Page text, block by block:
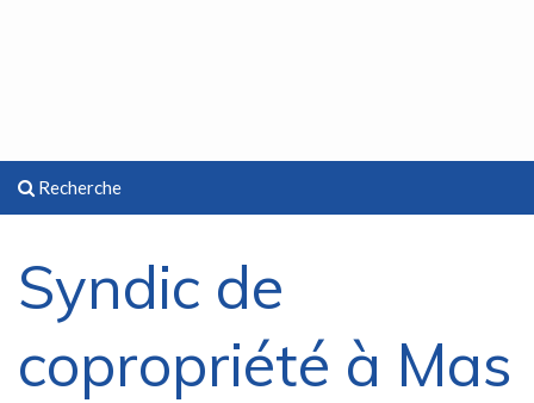
Recherche
Syndic de
copropriété à Mas